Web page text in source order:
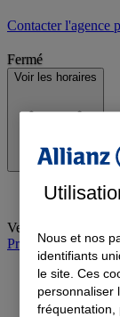
Contacter l'agence
Fermé
Voir les horaires
Vendredi
Prendre rendez-
Nous et nos
identifiants
le site. Ces
personnaliser
fréquentation,